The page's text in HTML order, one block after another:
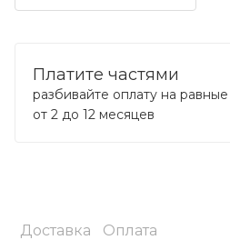
Платите частями
разбивайте оплату на равные
от 2 до 12 месяцев
Доставка Оплата